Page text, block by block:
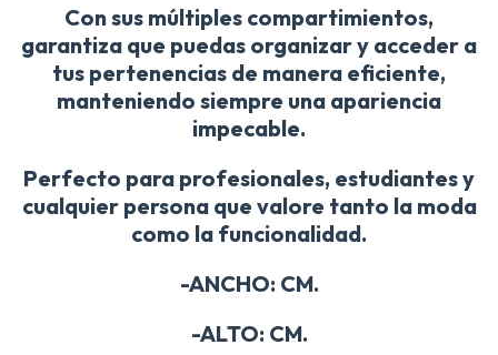
Con sus múltiples compartimientos,
garantiza que puedas organizar y acceder a
tus pertenencias de manera eficiente,
manteniendo siempre una apariencia
impecable.
Perfecto para profesionales, estudiantes y
cualquier persona que valore tanto la moda
como la funcionalidad.
-ANCHO: CM.
-ALTO: CM.